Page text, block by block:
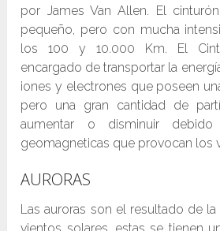
por James Van Allen. El
pequeño, pero con mucha
los 100 y 10.000 Km. El
encargado de transportar la
iones y electrones que poseen
pero una gran cantidad de
aumentar o disminuir
geomagneticas que provocan los
AURORAS
Las auroras son el resultado de